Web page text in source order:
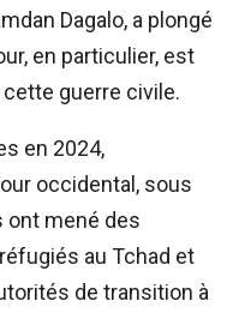
Dagalo, a plongé
en particulier, est
guerre civile.
en 2024,
occidental, sous
ont mené des
au Tchad et
de transition à